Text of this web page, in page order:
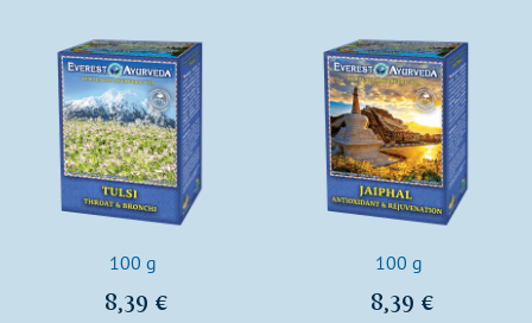
100 g
8,39 €
100 g
8,39 €